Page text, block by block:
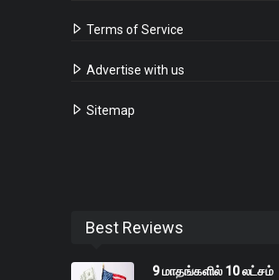
Terms of Service
Advertise with us
Sitemap
Best Reviews
9 மாதங்களில் 10 லட்சம்